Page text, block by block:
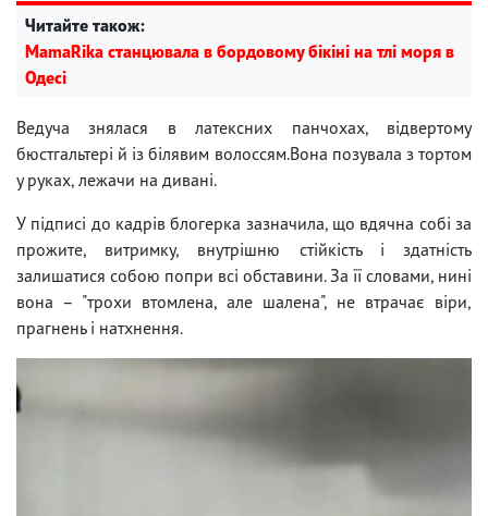
Читайте також:
MamaRika станцювала в бордовому бікіні на тлі моря в
Одесі
Ведуча знялася в латексних панчохах, відвертому
бюстгальтері й із білявим волоссям.Вона позувала з тортом
у руках, лежачи на дивані.
У підписі до кадрів блогерка зазначила, що вдячна собі за
прожите, витримку, внутрішню стійкість і здатність
залишатися собою попри всі обставини. За її словами, нині
вона – "трохи втомлена, але шалена", не втрачає віри,
прагнень і натхнення.